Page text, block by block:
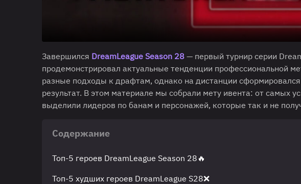
Завершился DreamLeague Season 28 — первый турнир серии
продемонстрировал актуальные тенденции профессиональной
разные подходы к драфтам, однако на дистанции
результат. В этом материале мы собрали мету ивента: от самых
выделили лидеров по банам и персонажей, которые так и не
Содержание
Топ-5 героев DreamLeague Season 28🔥
Топ-5 худших героев DreamLeague S28❌